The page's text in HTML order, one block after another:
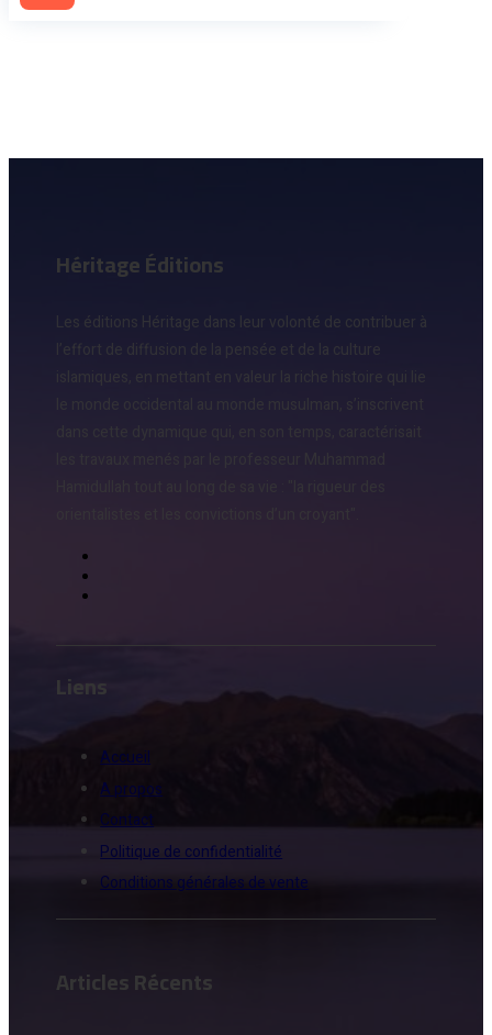
Héritage Éditions
Les éditions Héritage dans leur volonté de contribuer à
l’effort de diffusion de la pensée et de la culture
Liens
Accueil
A propos
Contact
Politique de confidentialité
Conditions générales de vente
Articles Récents